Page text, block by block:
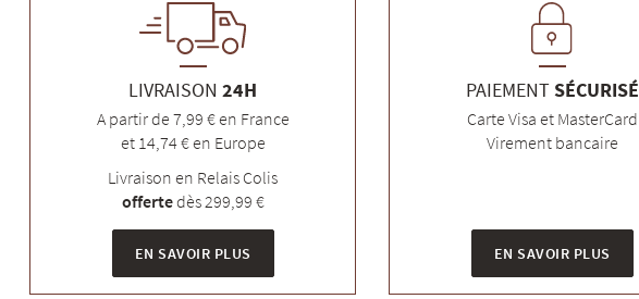
LIVRAISON 24H
A partir de 7,99 € en France
et 14,74 € en Europe
Livraison en Relais Colis
offertedès 299,99 €
EN SAVOIR PLUS
PAIEMENTSÉCURISÉ
Carte Visa et MasterCard
Virement bancaire
EN SAVOIR PLUS